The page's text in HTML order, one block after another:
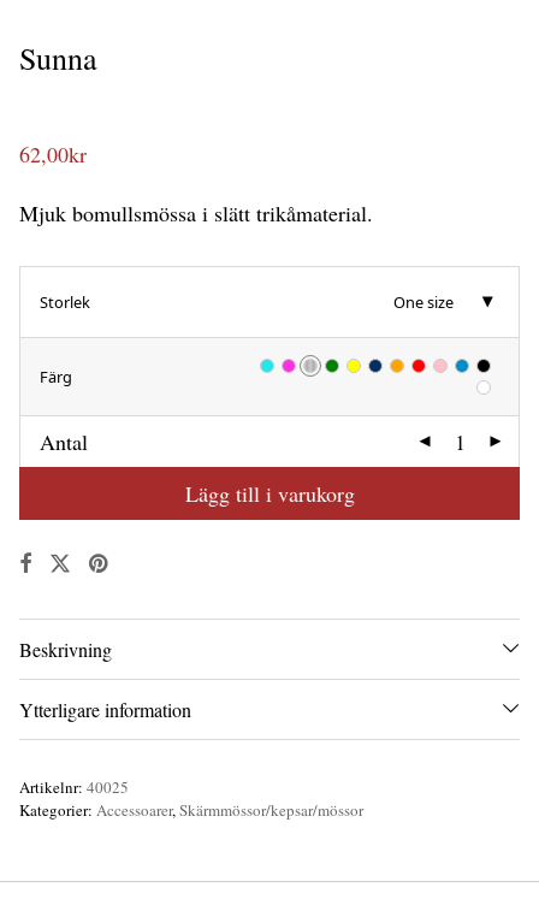
Sunna
62,00kr
Mjuk bomullsmössa i slätt trikåmaterial.
Storlek One size
Färg
Antal
Lägg till i varukorg
Beskrivning
Ytterligare information
Artikelnr: 40025
Kategorier: Accessoarer,Skärmmössor/kepsar/mössor